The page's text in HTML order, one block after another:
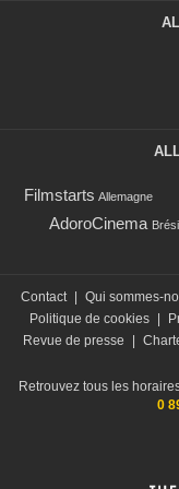
Filmstarts Allemagne
AdoroCinema
Contact | Qui sommes-
Politique de cookies |
Revue de presse
|
Retrouvez tous les
0